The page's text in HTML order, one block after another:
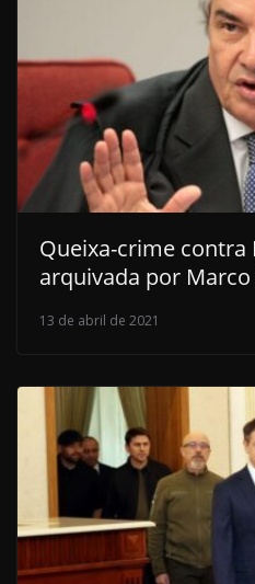
Queixa-crime contra
arquivada por Marco
13 de abril de 2021